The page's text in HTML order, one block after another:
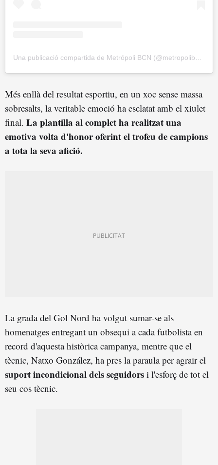
Més enllà del resultat esportiu, en un xoc sense massa
sobresalts, la veritable emoció ha esclatat amb el xiulet
final. La plantilla al complet ha realitzat una
emotiva volta d'honor oferint el trofeu de campions
a tota la seva afició.
La grada del Gol Nord ha volgut sumar-se als
homenatges entregant un obsequi a cada futbolista en
record d'aquesta històrica campanya, mentre que el
tècnic, Natxo González, ha pres la paraula per agrair el
suport incondicional dels seguidors i l'esforç de tot el
seu cos tècnic.